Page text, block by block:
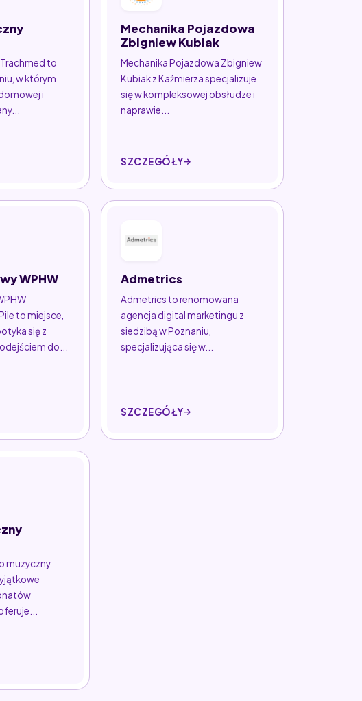
to
w którym
i
Mechanika Pojazdowa
Zbigniew Kubiak
Mechanika Pojazdowa Zbigniew
Kubiak z Kaźmierza specjalizuje
się w kompleksowej obsłudze i
naprawie...
SZCZEGÓŁY
WPHW
to miejsce,
się z
do...
Admetrics
Admetrics to renomowana
agencja digital marketingu z
siedzibą w Poznaniu,
specjalizująca się w...
SZCZEGÓŁY
muzyczny